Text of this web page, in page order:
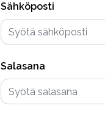
Sähköposti
Salasana